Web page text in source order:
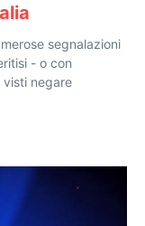
segnalazioni
- o con
visti negare